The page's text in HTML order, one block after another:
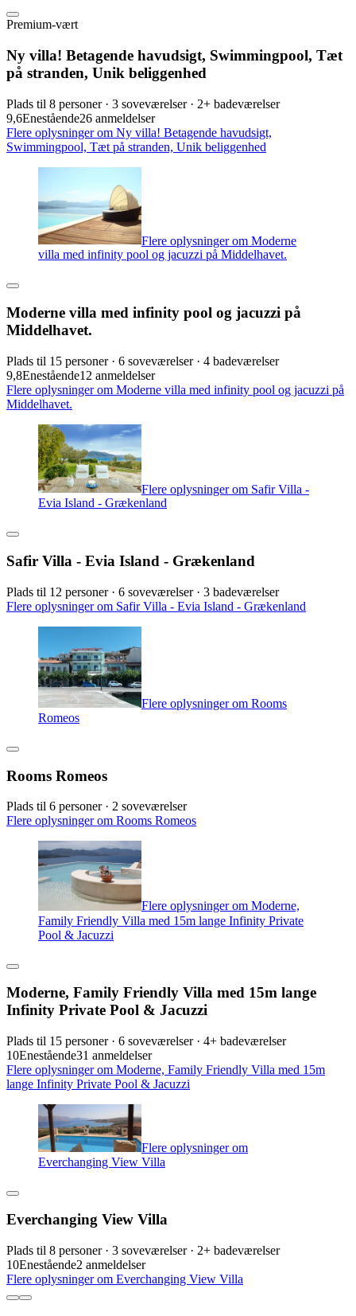
Premium-vært
Ny villa! Betagende havudsigt, Swimmingpool, Tæt
på stranden, Unik beliggenhed
Plads til 8 personer · 3 soveværelser · 2+ badeværelser
9,6Enestående26 anmeldelser
Flere oplysninger om Ny villa! Betagende havudsigt,
Swimmingpool, Tæt på stranden, Unik beliggenhed
Flere oplysninger om Moderne
villa med infinity pool og jacuzzi på Middelhavet.
Moderne villa med infinity pool og jacuzzi på
Middelhavet.
Plads til 15 personer · 6 soveværelser · 4 badeværelser
9,8Enestående12 anmeldelser
Flere oplysninger om Moderne villa med infinity pool og jacuzzi på
Middelhavet.
Flere oplysninger om Safir Villa -
Evia Island - Grækenland
Safir Villa - Evia Island - Grækenland
Plads til 12 personer · 6 soveværelser · 3 badeværelser
Flere oplysninger om Safir Villa - Evia Island - Grækenland
Flere oplysninger om Rooms
Romeos
Rooms Romeos
Plads til 6 personer · 2 soveværelser
Flere oplysninger om Rooms Romeos
Flere oplysninger om Moderne,
Family Friendly Villa med 15m lange Infinity Private
Pool & Jacuzzi
Moderne, Family Friendly Villa med 15m lange
Infinity Private Pool & Jacuzzi
Plads til 15 personer · 6 soveværelser · 4+ badeværelser
10Enestående31 anmeldelser
Flere oplysninger om Moderne, Family Friendly Villa med 15m
lange Infinity Private Pool & Jacuzzi
Flere oplysninger om
Everchanging View Villa
Everchanging View Villa
Plads til 8 personer · 3 soveværelser · 2+ badeværelser
10Enestående2 anmeldelser
Flere oplysninger om Everchanging View Villa